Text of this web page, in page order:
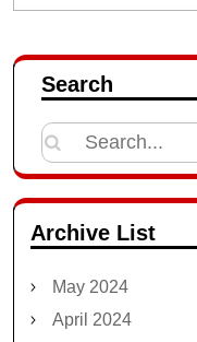
Search
Search
for:
Archive List
May 2024
April 2024